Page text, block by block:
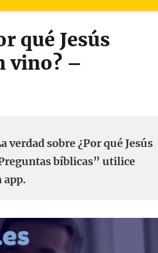
qué Jesús
vino? –
verdad sobre ¿Por qué Jesús
bíblicas” utilice
app.